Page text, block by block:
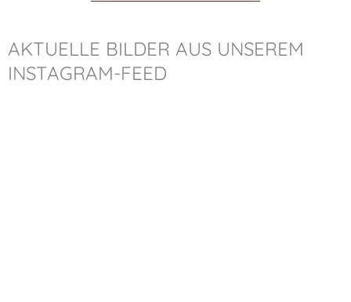
AKTUELLE BILDER AUS UNSEREM
INSTAGRAM-FEED